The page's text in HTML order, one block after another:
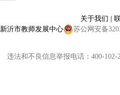
关于我们 |
新沂市教师发展中心
苏公网安备
违法和不良信息举报电话：400-